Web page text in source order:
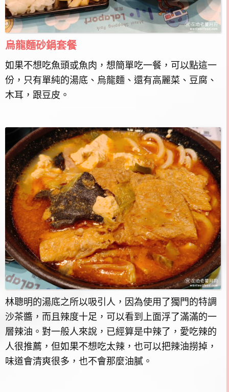
烏龍麵砂鍋套餐
如果不想吃魚頭或魚肉，想簡單吃一餐，可以點這一
份，只有單純的湯底、烏龍麵、還有高麗菜、豆腐、
木耳，跟豆皮。
林聰明的湯底之所以吸引人，因為使用了獨門的特調
沙茶醬，而且辣度十足，可以看到上面浮了滿滿的一
層辣油。對一般人來說，已經算是中辣了，愛吃辣的
人很推薦，但如果不想吃太辣，也可以把辣油撈掉，
味道會清爽很多，也不會那麼油膩。